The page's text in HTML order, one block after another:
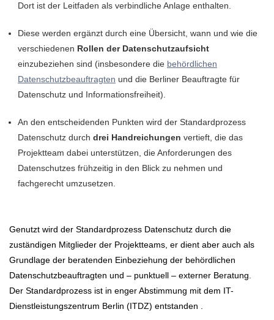
Dort ist der Leitfaden als verbindliche Anlage enthalten.
Diese werden ergänzt durch eine Übersicht, wann und wie die
verschiedenen Rollen der Datenschutzaufsicht
einzubeziehen sind (insbesondere die behördlichen
Datenschutzbeauftragten und die Berliner Beauftragte für
Datenschutz und Informationsfreiheit).
An den entscheidenden Punkten wird der Standardprozess
Datenschutz durch drei Handreichungen vertieft, die das
Projektteam dabei unterstützen, die Anforderungen des
Datenschutzes frühzeitig in den Blick zu nehmen und
fachgerecht umzusetzen.
Genutzt wird der Standardprozess Datenschutz durch die
zuständigen Mitglieder der Projektteams, er dient aber auch als
Grundlage der beratenden Einbeziehung der behördlichen
Datenschutzbeauftragten und – punktuell – externer Beratung.
Der Standardprozess ist in enger Abstimmung mit dem IT-
Dienstleistungszentrum Berlin (ITDZ) entstanden .